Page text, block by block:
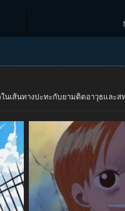
เส้นทางปะทะกับยามติดอาวุธและส